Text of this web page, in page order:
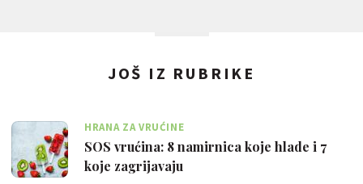
JOŠ IZ RUBRIKE
HRANA ZA VRUĆINE
SOS vrućina: 8 namirnica koje hlade i 7
koje zagrijavaju